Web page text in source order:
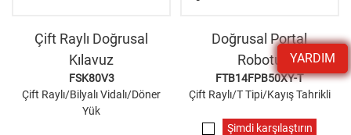
YARDIM
Çift Raylı Doğrusal
Kılavuz
FSK80V3
Çift Raylı/Bilyalı Vidalı/Döner
Yük
Doğrusal Portal
Robotu
FTB14FPB50XY-T
Çift Raylı/T Tipi/Kayış Tahrikli
Şimdi karşılaştırın